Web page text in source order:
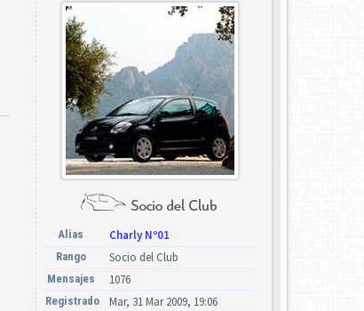
Alias Charly Nº01
Rango Socio del Club
Mensajes 1076
Registrado Mar, 31 Mar 2009, 19:06